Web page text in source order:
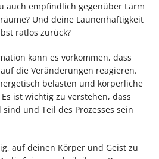
auch empfindlich gegenüber Lärm
Und deine Launenhaftigkeit
ratlos zurück?
kann es vorkommen, dass
die Veränderungen reagieren.
belasten und körperliche
ist wichtig zu verstehen, dass
und Teil des Prozesses sein
auf deinen Körper und Geist zu